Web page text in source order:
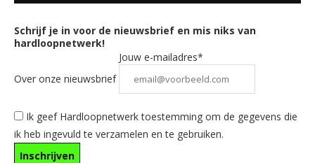
Schrijf je in voor de nieuwsbrief en mis niks van
hardloopnetwerk!
Over onze nieuwsbrief
Jouw e-mailadres*
Ik geef Hardloopnetwerk toestemming om de gegevens die
ik heb ingevuld te verzamelen en te gebruiken.